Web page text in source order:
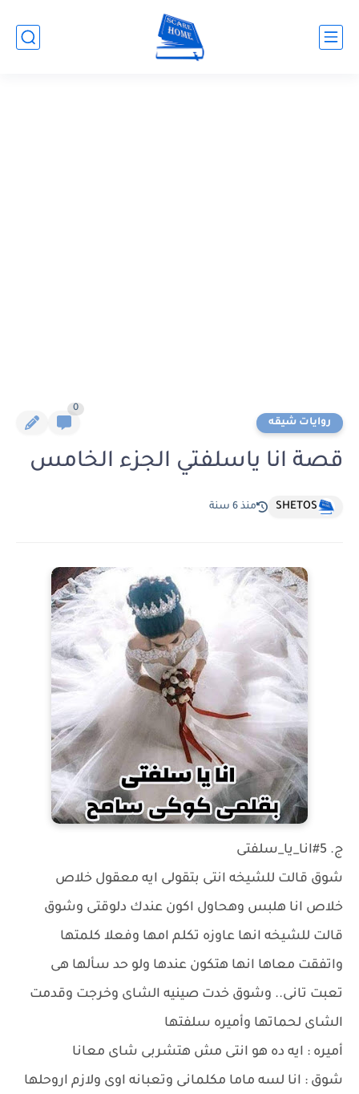
روايات شيقه
0
قصة انا ياسلفتي الجزء الخامس
SHETOS منذ 6 سنة
ج. 5#انا_يا_سلفتى
شوق قالت للشيخه انتى بتقولى ايه معقول خلاص
خلاص انا هلبس وهحاول اكون عندك دلوقتى وشوق
قالت للشيخه انها عاوزه تكلم امها وفعلا كلمتها
واتفقت معاها انها هتكون عندها ولو حد سألها هى
تعبت تانى.. وشوق خدت صينيه الشاى وخرجت وقدمت
الشاى لحماتها وأميره سلفتها
أميره : ايه ده هو انتى مش هتشربى شاى معانا
شوق : انا لسه ماما مكلمانى وتعبانه اوى ولازم اروحلها